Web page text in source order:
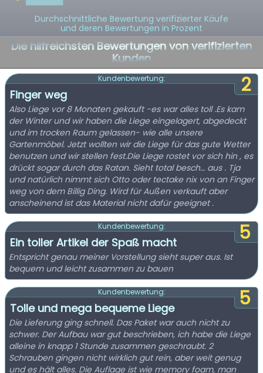
Durchschnittliche Bewertung verifizierter Käufe
und deren Bewertungen in Prozent
Die hilfreichsten Bewertungen von verifizierten
Kunden
2
Kundenbewertung:
Finger weg
Also Liege vor 8 Monaten gekauft -es war alles toll .Es kam
der Winter und wir haben die Liege eingelagert, abgedeckt
und im trocken Raum gelassen- wie alle unsere
Gartenmöbel. Jetzt wollten wir die Liege für das gute Wetter
benutzen und wir stellen fest.Die Liege rostet vor sich hin , es
drückt sogar durch das Ratan. Sieht total besch… aus . Tja
und natürlich nimmt sich Otto oder tectake nix von an Finger
weg von dem Billig Ding. Wird für Außen verkauft aber
anscheinend ist das Material nicht dafür geeignet .
5
Kundenbewertung:
Ein toller Artikel der Spaß macht
Entspricht genau meiner Vorstellung sieht super aus. Ist
bequem und leicht zusammen zu bauen
5
Kundenbewertung:
Tolle und mega bequeme Liege
Die Lieferung ging schnell. Das Paket war auch nicht zu
schwer. Der Aufbau war gut beschrieben, ich habe die Liege
alleine in knapp 1 Stunde zusammen geschraubt. 2
Schrauben gingen nicht wirklich gut rein, aber weit genug
und es hält alles. Die Auflage ist wie memory foam, man